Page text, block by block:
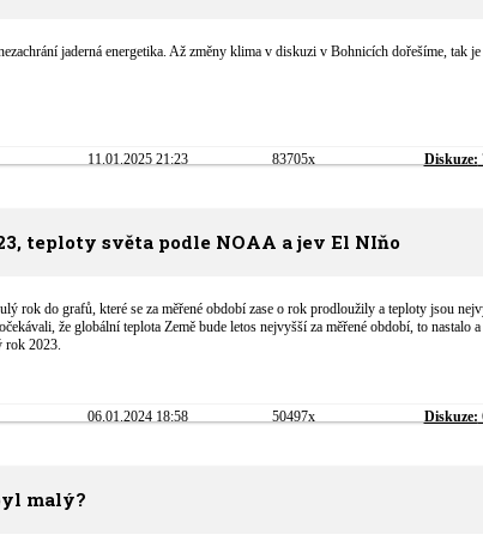
jaderná energetika. Až změny klima v diskuzi v Bohnicích dořešíme, tak je
11.01.2025 21:23 83705x Diskuze:
teploty světa podle NOAA a jev El NIňo
rok do grafů, které se za měřené období zase o rok prodloužily a teploty jsou
že globální teplota Země bude letos nejvyšší za měřené období, to nastalo a
rok 2023.
06.01.2024 18:58 50497x Diskuze:
malý?